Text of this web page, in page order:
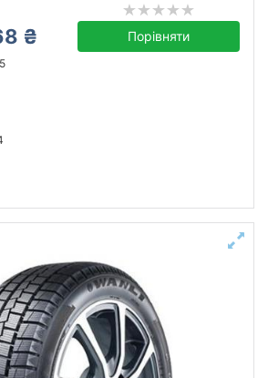
₴ Порівняти